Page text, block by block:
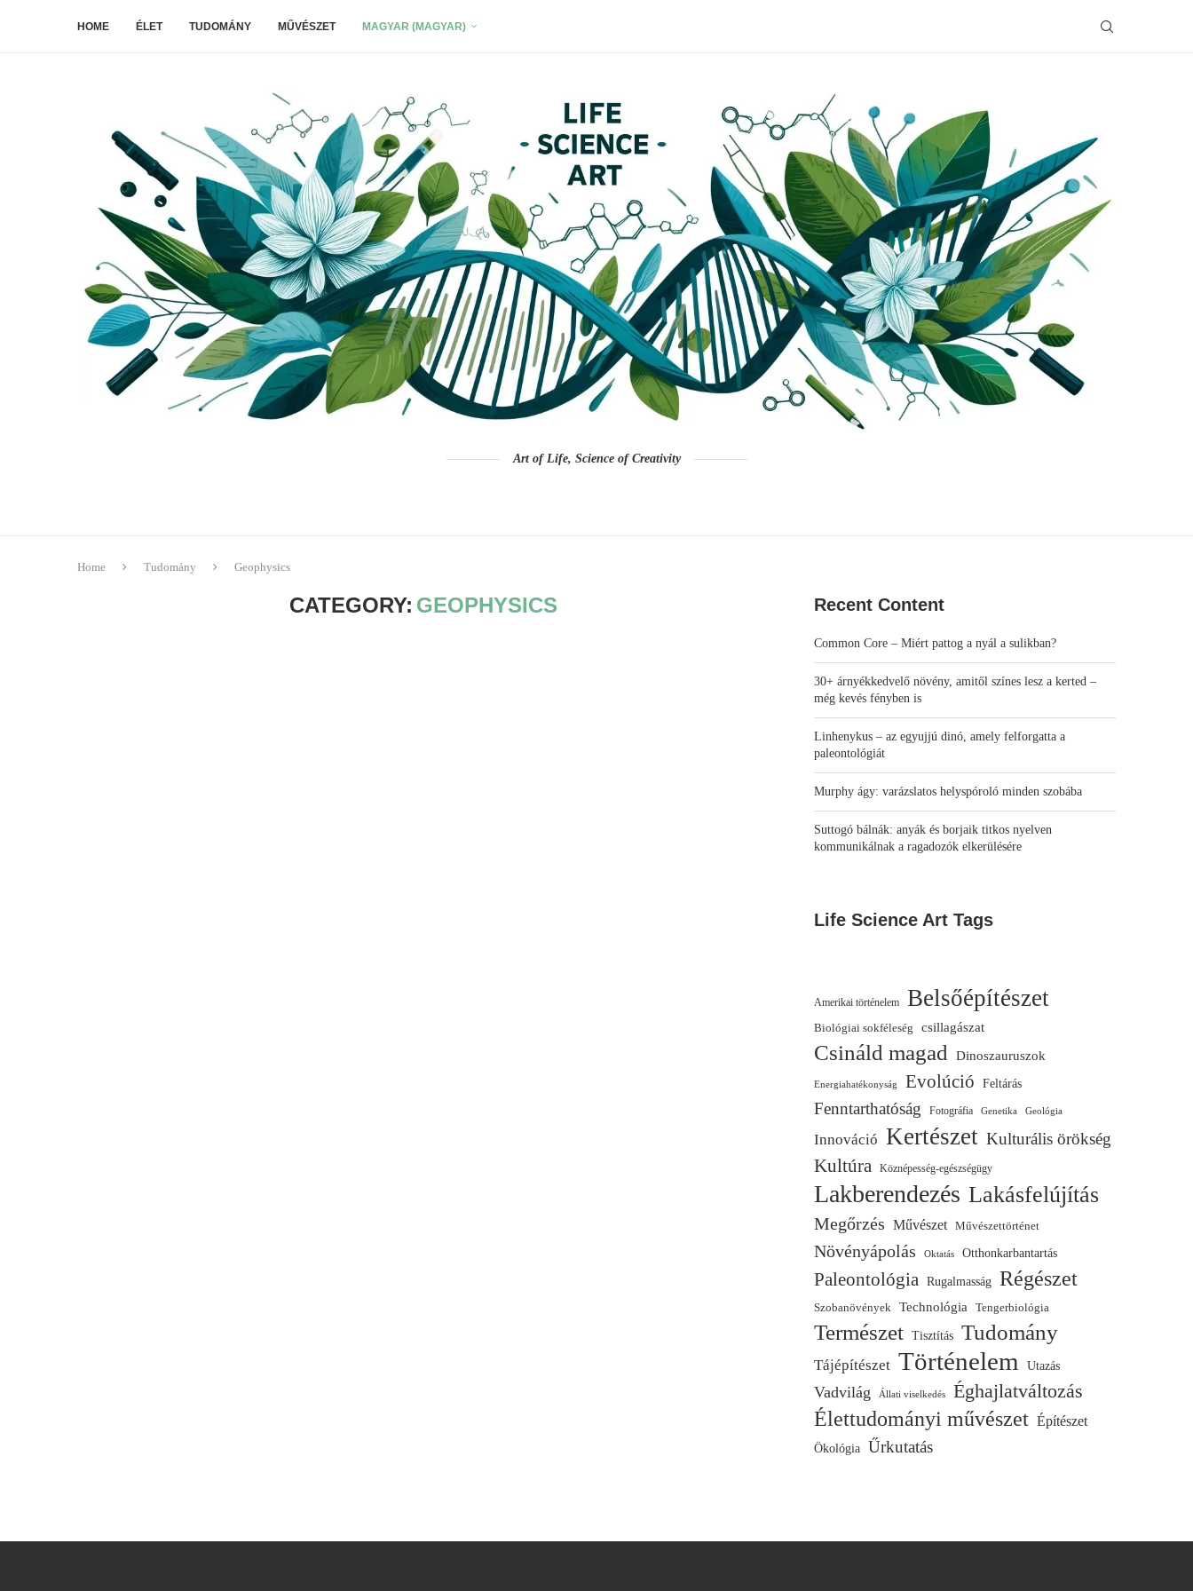
HOME ÉLET TUDOMÁNY MŰVÉSZET MAGYAR (MAGYAR)
Art of Life, Science of Creativity
Home Tudomány Geophysics
CATEGORY: GEOPHYSICS Recent Content
Common Core – Miért pattog a nyál a sulikban?
30+ árnyékkedvelő növény, amitől színes lesz a kerted –
még kevés fényben is
Linhenykus – az egyujjú dinó, amely felforgatta a
paleontológiát
Murphy ágy: varázslatos helyspóroló minden szobába
Suttogó bálnák: anyák és borjaik titkos nyelven
kommunikálnak a ragadozók elkerülésére
Life Science Art Tags
Amerikai történelem Belsőépítészet
Biológiai sokféleség csillagászat
Csináld magad Dinoszauruszok
Energiahatékonyság Evolúció Feltárás
Fenntarthatóság Fotográfia Genetika Geológia
Innováció Kertészet Kulturális örökség
Kultúra Köznépesség-egészségügy
Lakberendezés Lakásfelújítás
Megőrzés Művészet Művészettörténet
Növényápolás Oktatás Otthonkarbantartás
Paleontológia Rugalmasság Régészet
Szobanövények Technológia Tengerbiológia
Természet Tisztítás Tudomány
Tájépítészet Történelem Utazás
Vadvilág Állati viselkedés Éghajlatváltozás
Élettudományi művészet Építészet
Ökológia Űrkutatás